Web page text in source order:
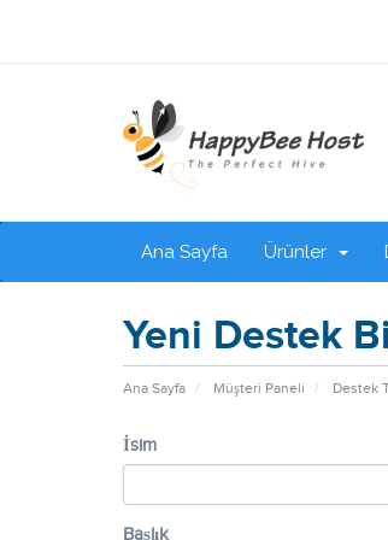
Ana Sayfa Ürünler
Yeni Destek
Ana Sayfa Müşteri Paneli Destek
İsim
Başlık